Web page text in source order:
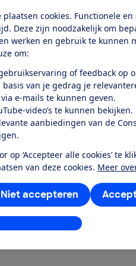
plaatsen cookies. Functionele
Deze zijn noodzakelijk om
werken en gebruik te kunnen
om:
of feedback op
basis van je gedrag je
e-mails te kunnen geven.
video’s te kunnen bekijken.
aanbiedingen van de
op ‘Accepteer alle cookies’ te
van deze cookies. Meer
Niet accepteren
aanpassen
goed uit en werkt stil en